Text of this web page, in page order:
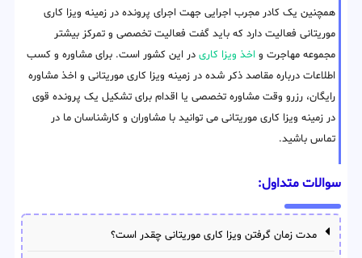
همچنین یک کادر مجرب اجرایی جهت اجرای پرونده در زمینه ویزا کاری
موریتانی فعالیت دارد که باید گفت فعالیت تخصصی و تمرکز بیشتر
مجموعه مهاجرت و اخذ ویزا کاری در این کشور است. برای مشاوره و کسب
اطلاعات درباره مقاصد ذکر شده در زمینه ویزا کاری موریتانی و اخذ مشاوره
رایگان، رزرو وقت مشاوره تخصصی یا اقدام برای تشکیل یک پرونده قوی
در زمینه ویزا کاری موریتانی می توانید با مشاوران و کارشناسان ما در
تماس باشید.
سوالات متداول:
مدت زمان گرفتن ویزا کاری موریتانی چقدر است؟